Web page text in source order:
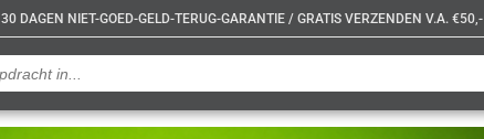
30 DAGEN NIET-GOED-GELD-TERUG-GARANTIE / GRATIS VERZENDEN V.A. €50,-